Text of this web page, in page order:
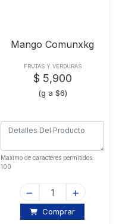
Mango Comunxkg
FRUTAS Y VERDURAS
$ 5,900
(g a $6)
Maximo de caracteres permitidos:
100
Comprar